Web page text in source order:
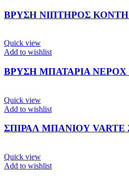
ΒΡΥΣΗ ΝΙΠΤΗΡΟΣ ΚΟΝΤΗ
Quick view
Add to wishlist
ΒΡΥΣΗ ΜΠΑΤΑΡΙΑ
Quick view
Add to wishlist
ΣΠΙΡΑΛ ΜΠΑΝΙΟΥ VARTE
Quick view
Add to wishlist